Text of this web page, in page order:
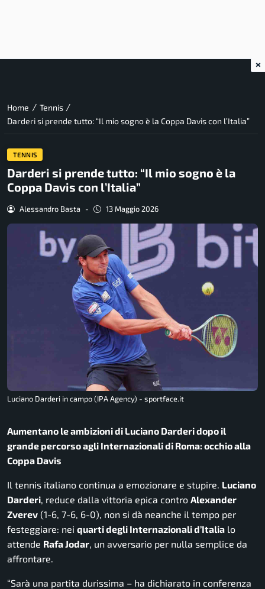
Home / Tennis /
Darderi si prende tutto: “Il mio sogno è la Coppa Davis con l’Italia”
TENNIS
Darderi si prende tutto: “Il mio sogno è la
Coppa Davis con l’Italia”
Alessandro Basta - 13 Maggio 2026
Luciano Darderi in campo (IPA Agency) - sportface.it
Aumentano le ambizioni di Luciano Darderi dopo il
grande percorso agli Internazionali di Roma: occhio alla
Coppa Davis
Il tennis italiano continua a emozionare e stupire. Luciano
Darderi, reduce dalla vittoria epica contro Alexander
Zverev (1-6, 7-6, 6-0), non si dà neanche il tempo per
festeggiare: nei quarti degli Internazionali d’Italia lo
attende Rafa Jodar, un avversario per nulla semplice da
affrontare.
“Sarà una partita durissima – ha dichiarato in conferenza
×